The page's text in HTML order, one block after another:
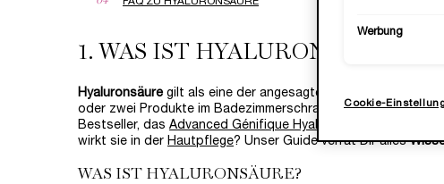
1. WAS IST HYALURONSÄURE
Hyaluronsäuregilt als eine der angesagtesten
oder zwei Produkte im Badezimmerschrank, dieden
Bestseller, das Advanced Génifique Hyaluron-Serum
? Aber
wirkt sie in der Hautpflege? Unser Guide verrät Dir alles
WAS IST HYALURONSÄURE?
Werbung
Cookie-